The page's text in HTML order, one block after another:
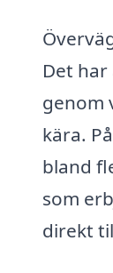
Det
genom
kära.
bland
som
direkt